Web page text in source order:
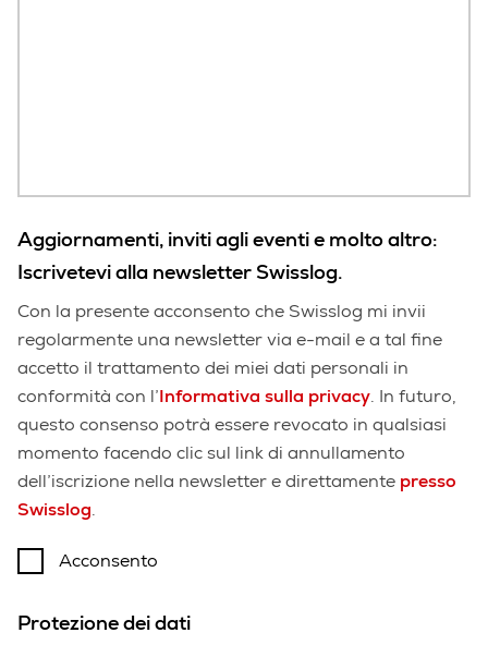
Aggiornamenti, inviti agli eventi e molto altro:
Iscrivetevi alla newsletter Swisslog.
Con la presente acconsento che Swisslog mi invii
regolarmente una newsletter via e-mail e a tal fine
accetto il trattamento dei miei dati personali in
conformità con l’Informativa sulla privacy. In futuro,
questo consenso potrà essere revocato in qualsiasi
momento facendo clic sul link di annullamento
dell’iscrizione nella newsletter e direttamente presso
Swisslog.
Acconsento
Protezione dei dati